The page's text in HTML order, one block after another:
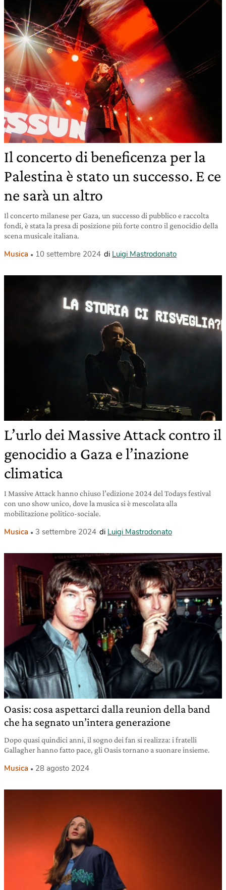
Il concerto di beneficenza per la
Palestina è stato un successo. E ce
ne sarà un altro
Il concerto milanese per Gaza, un successo di pubblico e raccolta
fondi, è stata la presa di posizione più forte contro il genocidio della
scena musicale italiana.
Musica 10 settembre 2024 di Luigi Mastrodonato
L’urlo dei Massive Attack contro il
genocidio a Gaza e l’inazione
climatica
I Massive Attack hanno chiuso l’edizione 2024 del Todays festival
con uno show unico, dove la musica si è mescolata alla
mobilitazione politico-sociale.
Musica 3 settembre 2024 di Luigi Mastrodonato
Oasis: cosa aspettarci dalla reunion della band
che ha segnato un’intera generazione
Dopo quasi quindici anni, il sogno dei fan si realizza: i fratelli
Gallagher hanno fatto pace, gli Oasis tornano a suonare insieme.
Musica 28 agosto 2024